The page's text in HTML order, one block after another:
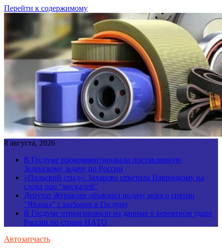
Перейти к содержимому
8 августа, 2026
В Госдуме прокомментировали поставленную
Зеленскому задачу по России
«Польский стыд»: Захарова ответила Навроцкому на
слова про “москалей”
Депутат Журавлев объяснил подачу иска о снятии
“Яблока” с выборов в Госдуму
В Госдуме отреагировали на данные о вероятном ударе
России по стране НАТО
Автозапчасть